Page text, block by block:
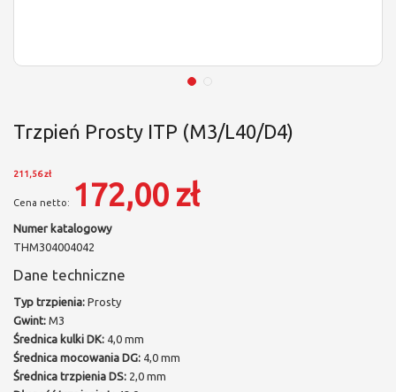
Trzpień Prosty ITP (M3/L40/D4)
211,56 zł
172,00 zł
Numer katalogowy
THM304004042
Dane techniczne
Typ trzpienia: Prosty
Gwint: M3
Średnica kulki DK: 4,0 mm
Średnica mocowania DG: 4,0 mm
Średnica trzpienia DS: 2,0 mm